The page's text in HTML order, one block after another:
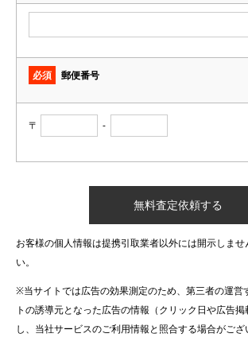
必須 郵便番号
〒 -
お客様の個人情報は提携引取業者以外には開示しませ
い。
※当サイトでは広告の効果測定のため、第三者の運営
トの誘導元となった広告の情報（クリック日や広告
し、当社サービスのご利用情報と照合する場合がござ